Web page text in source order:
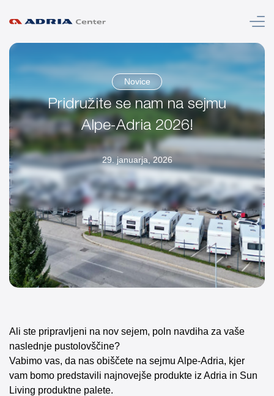
Meni
Novice
Pridružite se nam na sejmu
Alpe-Adria 2026!
29. januarja, 2026
Ali ste pripravljeni na nov sejem, poln navdiha za vaše
naslednje pustolovščine?
Vabimo vas, da nas obiščete na sejmu Alpe-Adria, kjer
vam bomo predstavili najnovejše produkte iz Adria in Sun
Living produktne palete.